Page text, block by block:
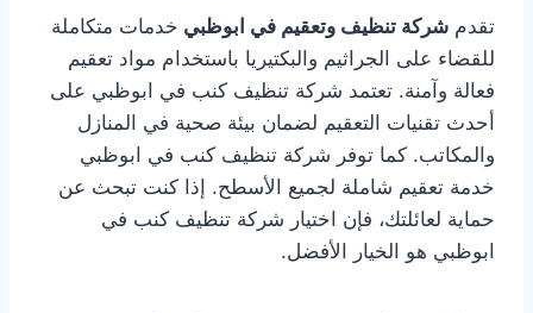
تقدم شركة تنظيف وتعقيم في ابوظبي خدمات متكاملة
للقضاء على الجراثيم والبكتيريا باستخدام مواد تعقيم
فعالة وآمنة. تعتمد شركة تنظيف كنب في ابوظبي على
أحدث تقنيات التعقيم لضمان بيئة صحية في المنازل
والمكاتب. كما توفر شركة تنظيف كنب في ابوظبي
خدمة تعقيم شاملة لجميع الأسطح. إذا كنت تبحث عن
حماية لعائلتك، فإن اختيار شركة تنظيف كنب في
ابوظبي هو الخيار الأفضل.